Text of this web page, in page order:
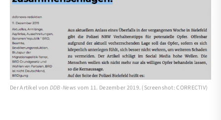
Der Artikel von DDB-News vom 11. Dezember 2019. (Screenshot: CORRECTIV)